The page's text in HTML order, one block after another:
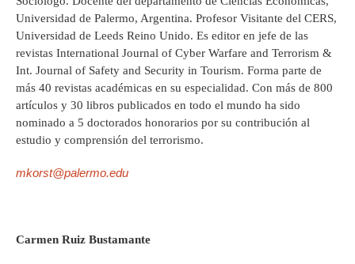
Universidad de Palermo, Argentina. Profesor Visitante del CERS,
Universidad de Leeds Reino Unido. Es editor en jefe de las
revistas International Journal of Cyber Warfare and Terrorism &
Int. Journal of Safety and Security in Tourism. Forma parte de
más 40 revistas académicas en su especialidad. Con más de 800
artículos y 30 libros publicados en todo el mundo ha sido
nominado a 5 doctorados honorarios por su contribución al
estudio y comprensión del terrorismo.
mkorst@palermo.edu
Carmen Ruiz Bustamante